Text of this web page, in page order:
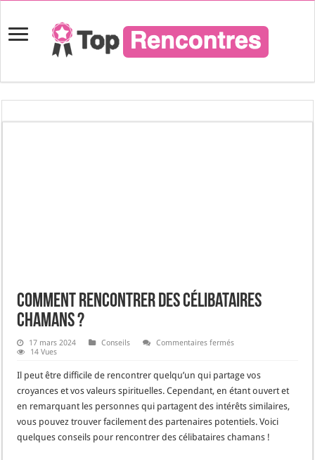
Comment rencontrer des célibataires
chamans ?
17 mars 2024 Conseils Commentaires ferméssur
célibataires
chamans
?
14 Vues
Il peut être difficile de rencontrer quelqu’un qui partage vos
croyances et vos valeurs spirituelles. Cependant, en étant ouvert et
en remarquant les personnes qui partagent des intérêts similaires,
vous pouvez trouver facilement des partenaires potentiels. Voici
quelques conseils pour rencontrer des célibataires chamans !